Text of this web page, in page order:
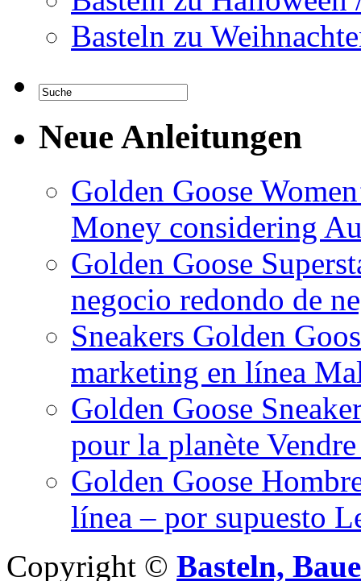
Basteln zu
Neue Anleitungen
Golden Goose
Money considering
Golden Goose
negocio redondo de
Sneakers Golden
marketing en línea
Golden Goose
pour la planète
Golden Goose
línea – por supuesto
Copyright © Basteln,